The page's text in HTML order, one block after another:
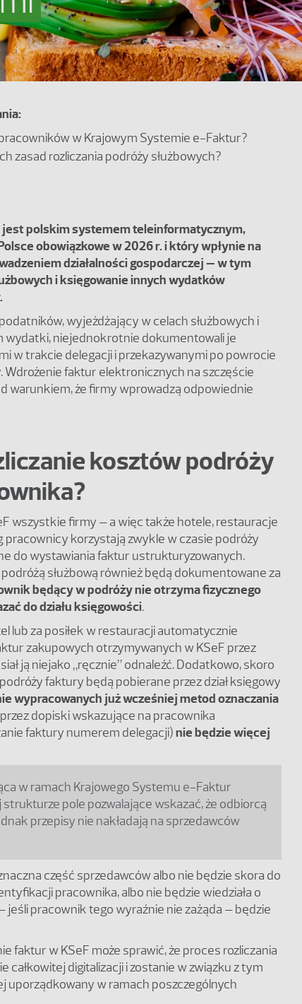
w Krajowym Systemie e-Faktur?
zasad rozliczania podróży służbowych?
polskim systemem teleinformatycznym,
obowiązkowe w 2026 r. i który wpłynie na
działalności gospodarczej – w tym
i księgowanie innych wydatków
wyjeżdżający w celach służbowych i
wydatki, niejednokrotnie dokumentowali je
w trakcie delegacji i przekazywanymi po powrocie
Wdrożenie faktur elektronicznych na szczęście
warunkiem, że firmy wprowadzą odpowiednie
kosztów podróży
wszystkie firmy – a więc także hotele, restauracje
pracownicy korzystają zwykle w czasie podróży
do wystawiania faktur ustrukturyzowanych.
służbową również będą dokumentowane za
będący w podróży nie otrzyma fizycznego
do działu księgowości.
lub za posiłek w restauracji automatycznie
zakupowych otrzymywanych w KSeF przez
ją niejako „ręcznie” odnaleźć. Dodatkowo, skoro
faktury będą pobierane przez dział księgowy
wypracowanych już wcześniej metod oznaczania
dopiski wskazujące na pracownika
faktury numerem delegacji)nie będzie więcej
w ramach Krajowego Systemu e-Faktur
pole pozwalające wskazać, że odbiorcą
przepisy nie nakładają na sprzedawców
część sprzedawców albo nie będzie skora do
pracownika, albo nie będzie wiedziała o
jeśli pracownik tego wyraźnie nie zażąda – będzie
faktur w KSeF może sprawić, że proces rozliczania
całkowitej digitalizacji i zostanie w związku z tym
uporządkowany w ramach poszczególnych